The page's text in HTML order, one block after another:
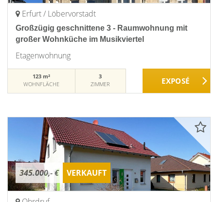
Erfurt / Löbervorstadt
Großzügig geschnittene 3 - Raumwohnung mit
großer Wohnküche im Musikviertel
Etagenwohnung
123 m²
WOHNFLÄCHE
3
ZIMMER
345.000,- € VERKAUFT